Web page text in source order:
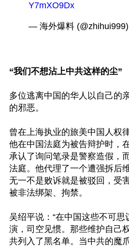
Y7mXO9Dx
— 海外爆料 (@zhihui999)
“我们不想沾上中共这样的尘”
多位逃离中国的华人以自己的
的邪恶。
曾在上海执业的旅美中国人权
他在中国法庭为被告辩护时，
承认了询问笔录是警察造假，
法庭。他代理了一个遭强拆后
无一不是败诉就是被驳回，受
被非法绑架、拘禁。
吴绍平说：“在中国这些不可
演，司空见惯。那些维护自己
共列入了黑名单。当中共的魔